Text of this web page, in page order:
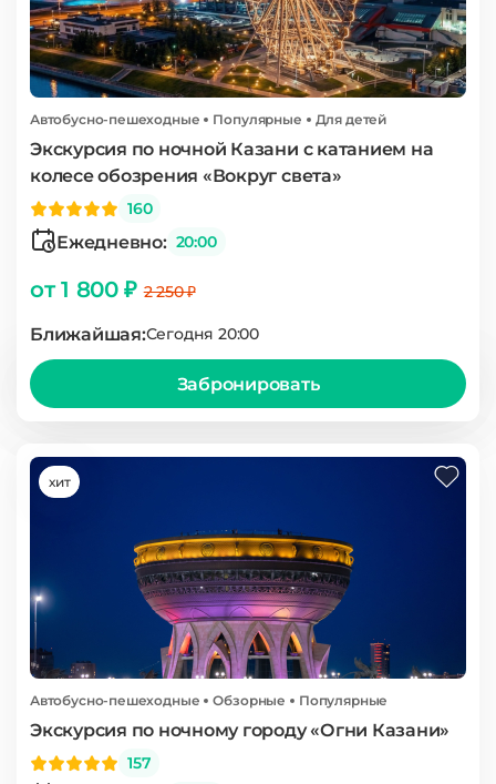
Автобусно-пешеходные Популярные Для детей
Экскурсия по ночной Казани с катанием на
колесе обозрения «Вокруг света»
160
Ежедневно: 20:00
от 1 800 ₽2 250 ₽
Ближайшая:Сегодня 20:00
Забронировать
хит
Автобусно-пешеходные Обзорные Популярные
Экскурсия по ночному городу «Огни Казани»
157